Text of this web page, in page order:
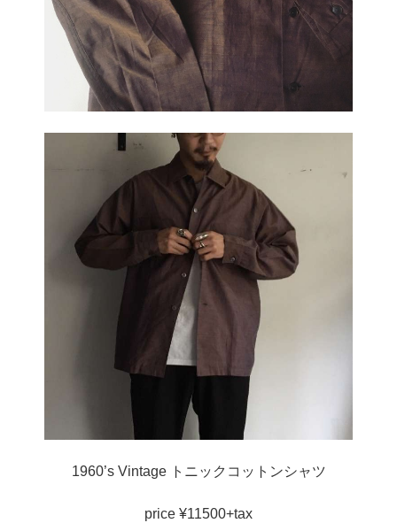
1960’s Vintage トニックコットンシャツ
price ¥11500+tax